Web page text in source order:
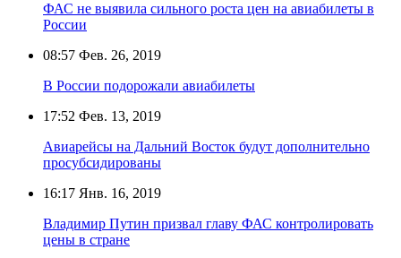
ФАС не выявила сильного роста цен на авиабилеты в
России
08:57 Фев. 26, 2019
В России подорожали авиабилеты
17:52 Фев. 13, 2019
Авиарейсы на Дальний Восток будут дополнительно
просубсидированы
16:17 Янв. 16, 2019
Владимир Путин призвал главу ФАС контролировать
цены в стране